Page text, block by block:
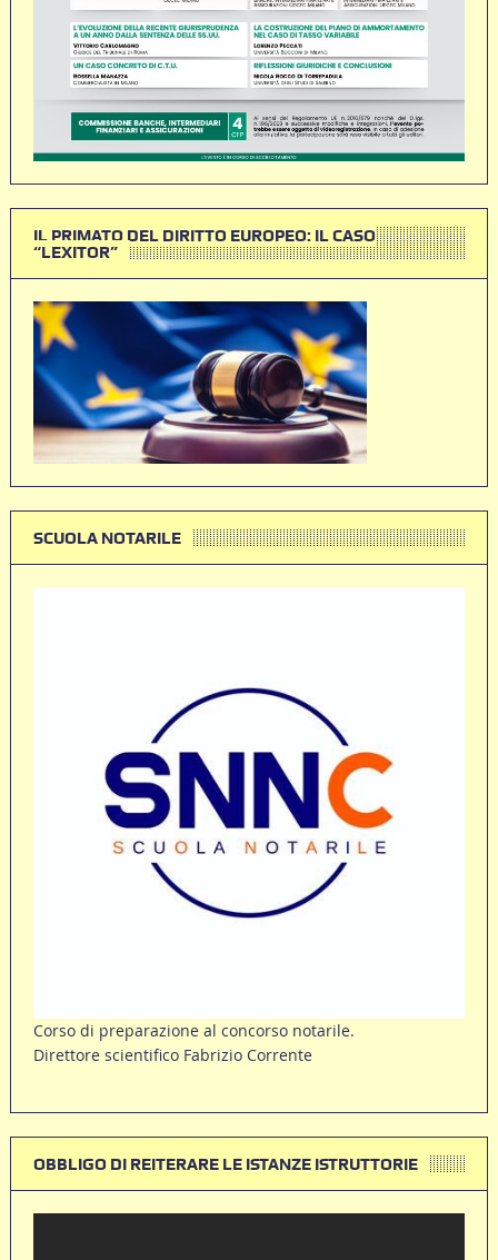
IL PRIMATO DEL DIRITTO EUROPEO: IL CASO
“LEXITOR”
SCUOLA NOTARILE
Corso di preparazione al concorso notarile.
Direttore scientifico Fabrizio Corrente
OBBLIGO DI REITERARE LE ISTANZE ISTRUTTORIE